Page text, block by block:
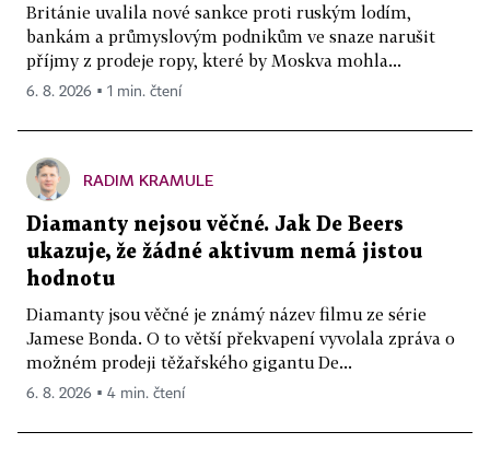
Británie uvalila nové sankce proti ruským lodím,
bankám a průmyslovým podnikům ve snaze narušit
příjmy z prodeje ropy, které by Moskva mohla...
6. 8. 2026 ▪ 1 min. čtení
RADIM KRAMULE
Diamanty nejsou věčné. Jak De Beers
ukazuje, že žádné aktivum nemá jistou
hodnotu
Diamanty jsou věčné je známý název filmu ze série
Jamese Bonda. O to větší překvapení vyvolala zpráva o
možném prodeji těžařského gigantu De...
6. 8. 2026 ▪ 4 min. čtení